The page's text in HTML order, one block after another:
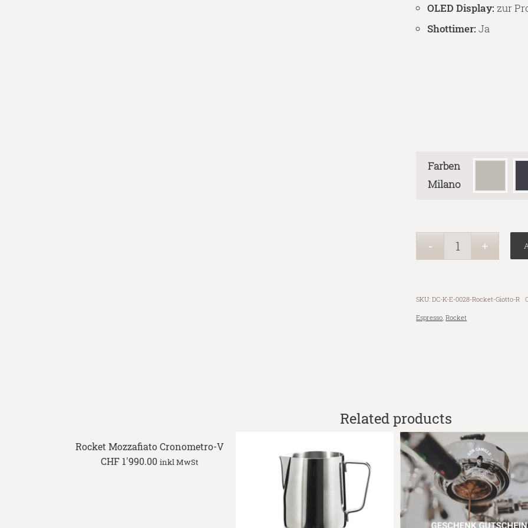
OLED Display: zur
Shottimer:Ja
Farben
Milano
SKU:DC-K-E-0028-Rocket-Giotto-R
Espresso,Rocket
Related products
Rocket Mozzafiato Cronometro-V
CHF 1'990.00 inkl MwSt